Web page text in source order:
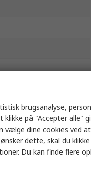
brugsanalyse,
på "Accepter alle"
vælge dine cookies ved
dette, skal du
Du kan finde flere